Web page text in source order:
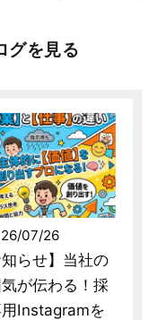
グを見る
07/26
知らせ】当社の
が伝わる！採
用Instagramを